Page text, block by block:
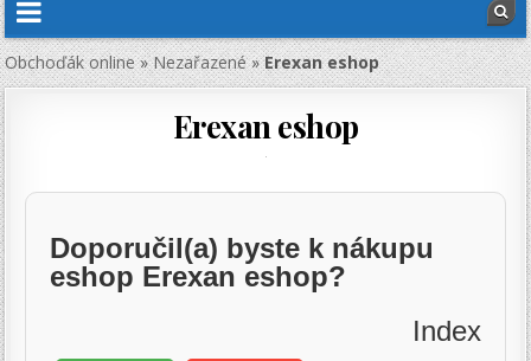
Obchoďák online»Nezařazené»Erexan eshop
Erexan eshop
Doporučil(a) byste k nákupu
eshop Erexan eshop?
Index